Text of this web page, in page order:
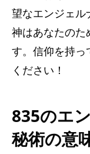
望なエンジェル
神はあなたのた
す。信仰を持っ
ください！
835のエ
秘術の意